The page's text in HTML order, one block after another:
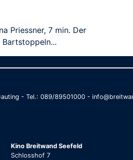
Priessner, 7 min. Der
- Tel.: 089/89501000 -
Kino Breitwand Seefeld
Schlosshof 7